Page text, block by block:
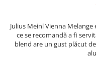
Julius Meinl Vienna
ce se recomandă a fi
blend are un gust plăcut